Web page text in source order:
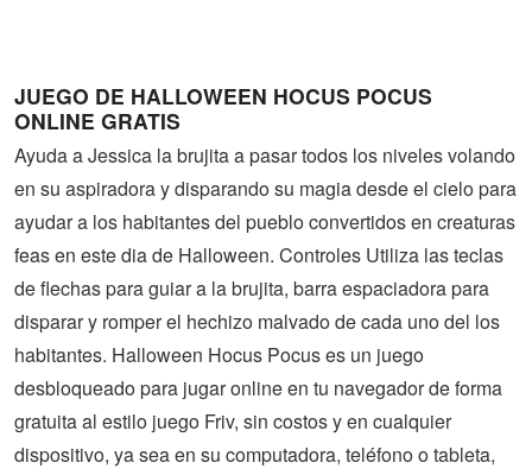
Animaciones
JUEGO DE HALLOWEEN HOCUS POCUS
ONLINE GRATIS
Ayuda a Jessica la brujita a pasar todos los niveles volando
en su aspiradora y disparando su magia desde el cielo para
ayudar a los habitantes del pueblo convertidos en creaturas
feas en este dia de Halloween. Controles Utiliza las teclas
de flechas para guiar a la brujita, barra espaciadora para
disparar y romper el hechizo malvado de cada uno del los
habitantes. Halloween Hocus Pocus es un juego
desbloqueado para jugar online en tu navegador de forma
gratuita al estilo juego Friv, sin costos y en cualquier
dispositivo, ya sea en su computadora, teléfono o tableta,